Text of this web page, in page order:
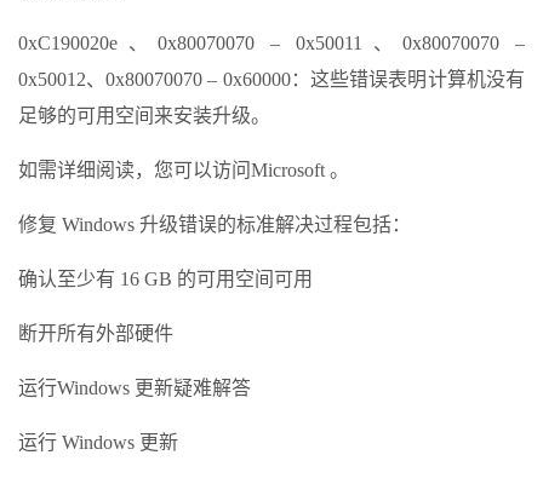
0xC190020e、0x80070070 – 0x50011、0x80070070 –
0x50012、0x80070070 – 0x60000：这些错误表明计算机没有
足够的可用空间来安装升级。
如需详细阅读，您可以访问Microsoft 。
修复 Windows 升级错误的标准解决过程包括：
确认至少有 16 GB 的可用空间可用
断开所有外部硬件
运行Windows 更新疑难解答
运行 Windows 更新